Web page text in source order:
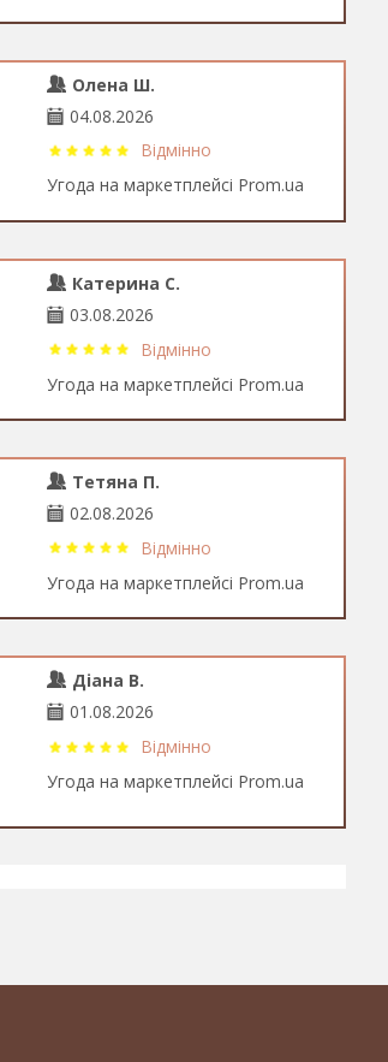
Олена Ш.
04.08.2026
Відмінно
Угода на маркетплейсі Prom.ua
Катерина С.
03.08.2026
Відмінно
Угода на маркетплейсі Prom.ua
Тетяна П.
02.08.2026
Відмінно
Угода на маркетплейсі Prom.ua
Діана В.
01.08.2026
Відмінно
Угода на маркетплейсі Prom.ua